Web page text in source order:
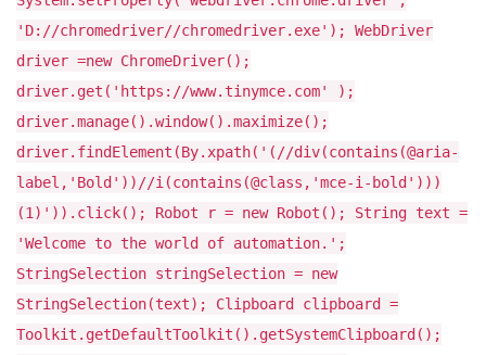
'D://chromedriver//chromedriver.exe'); WebDriver
driver =new ChromeDriver();
driver.get('https://www.tinymce.com' );
driver.manage().window().maximize();
driver.findElement(By.xpath('(//div(contains(@aria-
label,'Bold'))//i(contains(@class,'mce-i-bold')))
(1)')).click(); Robot r = new Robot(); String text =
'Welcome to the world of automation.';
StringSelection stringSelection = new
StringSelection(text); Clipboard clipboard =
Toolkit.getDefaultToolkit().getSystemClipboard();